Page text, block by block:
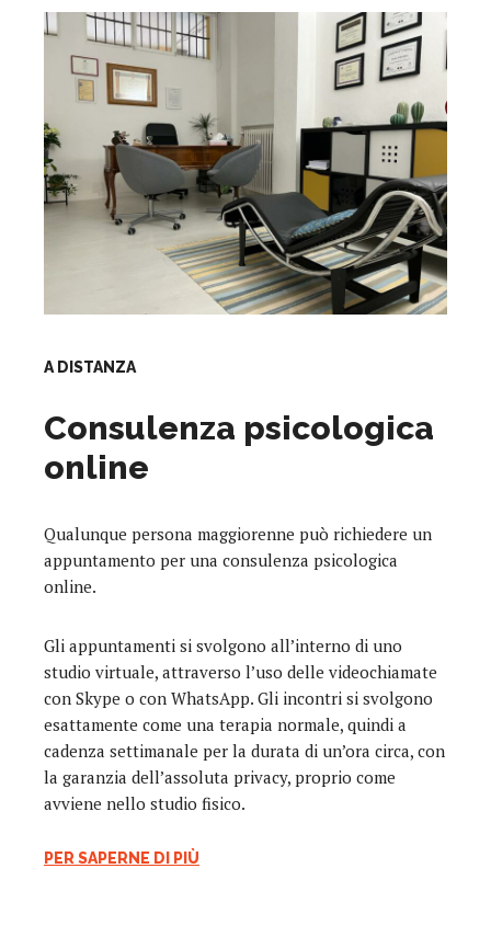
A DISTANZA
Consulenza psicologica
online
Qualunque persona maggiorenne può richiedere un
appuntamento per una consulenza psicologica
online.
Gli appuntamenti si svolgono all’interno di uno
studio virtuale, attraverso l’uso delle videochiamate
con Skype o con WhatsApp. Gli incontri si svolgono
esattamente come una terapia normale, quindi a
cadenza settimanale per la durata di un’ora circa, con
la garanzia dell’assoluta privacy, proprio come
avviene nello studio fisico.
PER SAPERNE DI PIÙ